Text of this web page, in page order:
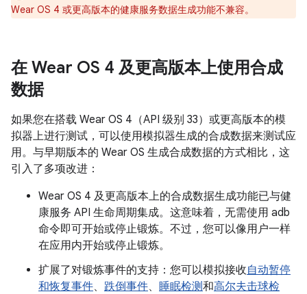
Wear OS 4 或更高版本的健康服务数据生成功能不兼容。
在 Wear OS 4 及更高版本上使用合成
数据
如果您在搭载 Wear OS 4（API 级别 33）或更高版本的模
拟器上进行测试，可以使用模拟器生成的合成数据来测试应
用。与早期版本的 Wear OS 生成合成数据的方式相比，这
引入了多项改进：
Wear OS 4 及更高版本上的合成数据生成功能已与健
康服务 API 生命周期集成。这意味着，无需使用 adb
命令即可开始或停止锻炼。不过，您可以像用户一样
在应用内开始或停止锻炼。
扩展了对锻炼事件的支持：您可以模拟接收自动暂停
和恢复事件、 跌倒事件、 睡眠检测和高尔夫击球检